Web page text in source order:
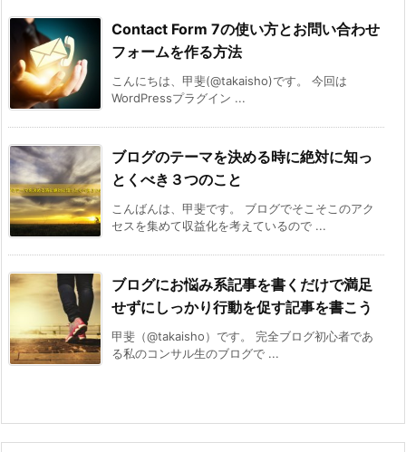
Contact Form 7の使い方とお問い合わせ
フォームを作る方法
こんにちは、甲斐(@takaisho)です。 今回は
WordPressプラグイン ...
ブログのテーマを決める時に絶対に知っ
とくべき３つのこと
こんばんは、甲斐です。 ブログでそこそこのアク
セスを集めて収益化を考えているので ...
ブログにお悩み系記事を書くだけで満足
せずにしっかり行動を促す記事を書こう
甲斐（@takaisho）です。 完全ブログ初心者であ
る私のコンサル生のブログで ...